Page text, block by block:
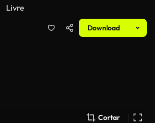
Livre
Download
Cortar